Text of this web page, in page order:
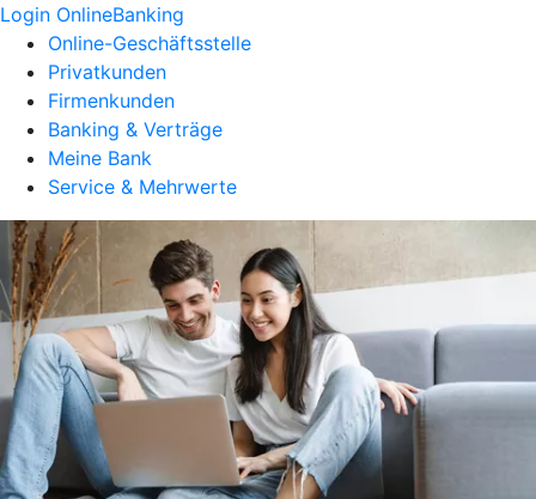
Login OnlineBanking
Online-Geschäftsstelle
Privatkunden
Firmenkunden
Banking & Verträge
Meine Bank
Service & Mehrwerte